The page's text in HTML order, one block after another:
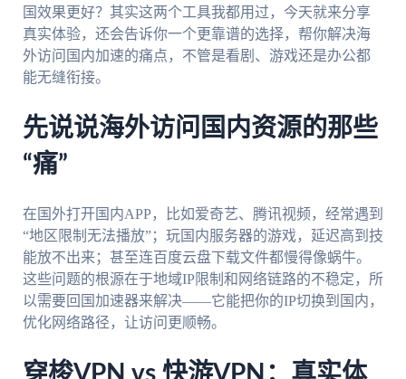
国效果更好？其实这两个工具我都用过，今天就来分享
真实体验，还会告诉你一个更靠谱的选择，帮你解决海
外访问国内加速的痛点，不管是看剧、游戏还是办公都
能无缝衔接。
先说说海外访问国内资源的那些
“痛”
在国外打开国内APP，比如爱奇艺、腾讯视频，经常遇到
“地区限制无法播放”；玩国内服务器的游戏，延迟高到技
能放不出来；甚至连百度云盘下载文件都慢得像蜗牛。
这些问题的根源在于地域IP限制和网络链路的不稳定，所
以需要回国加速器来解决——它能把你的IP切换到国内，
优化网络路径，让访问更顺畅。
穿梭VPN vs 快游VPN：真实体